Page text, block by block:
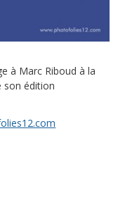
à Marc Riboud à la
son édition